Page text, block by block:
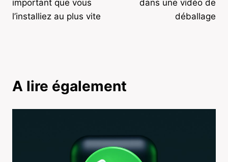
important que vous
l’installiez au plus vite
dans une vidéo de
déballage
A lire également